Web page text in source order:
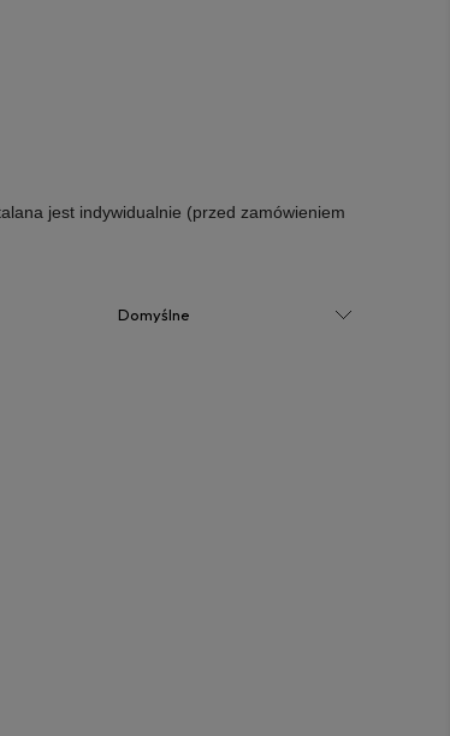
jest indywidualnie (przed zamówieniem